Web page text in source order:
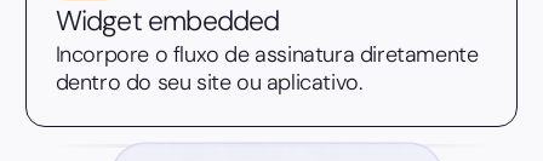
Widget embedded
Incorpore o fluxo de assinatura diretamente
dentro do seu site ou aplicativo.